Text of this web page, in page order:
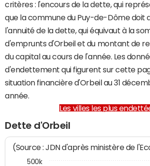
critères : l'encours de la dette, qui
que la commune du Puy-de-Dôme doit
l'annuité de la dette, qui équivaut à la
d'emprunts d'Orbeil et du montant de
du capital au cours de l'année. Les
d'endettement qui figurent sur cette
situation financière d'Orbeil au 31
année.
Les villes les plus
Dette d'Orbeil
(Source : JDN d'après ministère de
500k